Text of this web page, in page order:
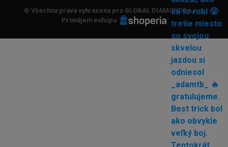
© Všechna práva vyhrazena pro GLOBAL DIAMONDS s.r.o.
Pronájem eshopu